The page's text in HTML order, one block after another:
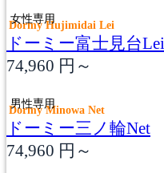
女性専用
Dormy Hujimidai Lei
ドーミー富士見台Lei
74,960 円～
男性専用
Dormy Minowa Net
ドーミー三ノ輪Net
74,960 円～